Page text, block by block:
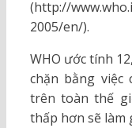
(http://
2005/en/).
WHO ước tính
chặn bằng
trên toàn thế
thấp hơn sẽ